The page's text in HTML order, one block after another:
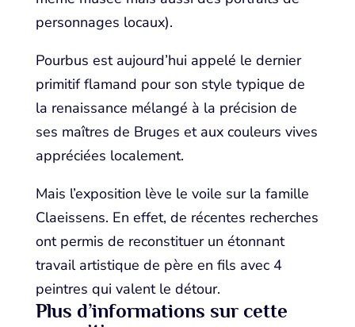
personnages locaux).
Pourbus est aujourd’hui appelé le dernier
primitif flamand pour son style typique de
la renaissance mélangé à la précision de
ses maîtres de Bruges et aux couleurs vives
appréciées localement.
Mais l’exposition lève le voile sur la famille
Claeissens. En effet, de récentes recherches
ont permis de reconstituer un étonnant
travail artistique de père en fils avec 4
peintres qui valent le détour.
Plus d’informations sur cette